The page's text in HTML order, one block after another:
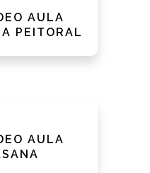
AULA
PEITORAL
AULA